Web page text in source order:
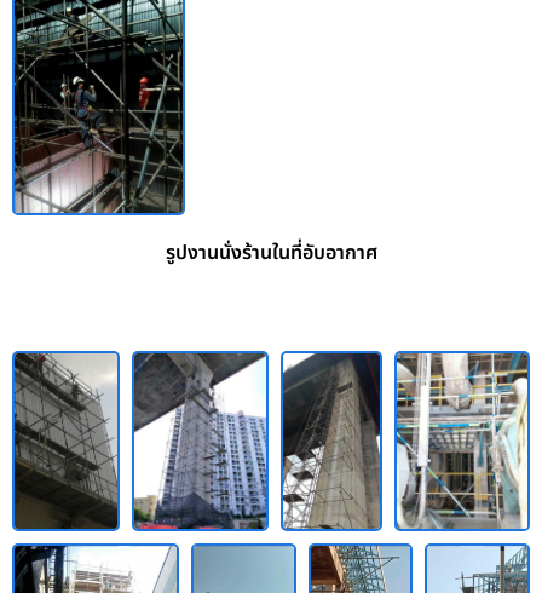
รูปงานนั่งร้านในที่อับอากาศ